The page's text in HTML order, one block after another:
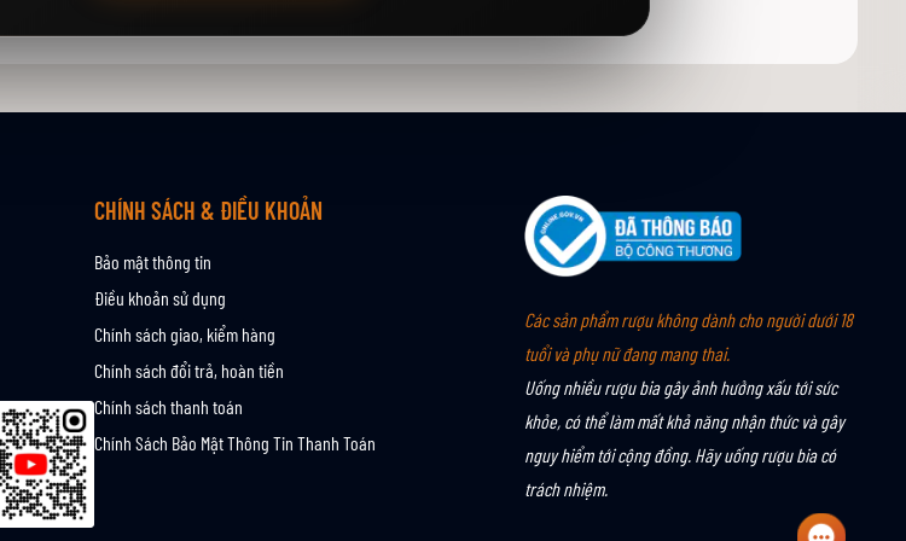
CHÍNH SÁCH & ĐIỀU KHOẢN
Bảo mật thông tin
Điều khoản sử dụng
Chính sách giao, kiểm hàng
Chính sách đổi trả, hoàn tiền
Chính sách thanh toán
Chính Sách Bảo Mật Thông Tin Thanh Toán
Các sản phẩm rượu không dành cho người dưới 18
tuổi và phụ nữ đang mang thai.
Uống nhiều rượu bia gây ảnh hưởng xấu tới sức
khỏe, có thể làm mất khả năng nhận thức và gây
nguy hiểm tới cộng đồng. Hãy uống rượu bia có
trách nhiệm.